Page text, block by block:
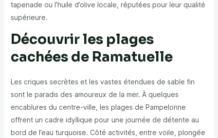
tapenade ou l’huile d’olive locale, réputées pour leur qualité
supérieure.
Découvrir les plages
cachées de Ramatuelle
Les criques secrètes et les vastes étendues de sable fin
sont le paradis des amoureux de la mer. À quelques
encablures du centre-ville, les plages de Pampelonne
offrent un cadre idyllique pour une journée de détente au
bord de l’eau turquoise. Côté activités, entre voile, plongée